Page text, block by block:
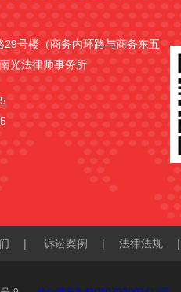
号楼（商务内环路与商务东五
光法律师事务所
| 诉讼案例 | 法律法规 |